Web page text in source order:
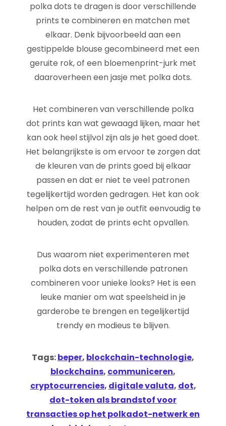
polka dots te dragen is door verschillende
prints te combineren en matchen met
elkaar. Denk bijvoorbeeld aan een
gestippelde blouse gecombineerd met een
geruite rok, of een bloemenprint-jurk met
daaroverheen een jasje met polka dots.
Het combineren van verschillende polka
dot prints kan wat gewaagd lijken, maar het
kan ook heel stijlvol zijn als je het goed doet.
Het belangrijkste is om ervoor te zorgen dat
de kleuren van de prints goed bij elkaar
passen en dat er niet te veel patronen
tegelijkertijd worden gedragen. Het kan ook
helpen om de rest van je outfit eenvoudig te
houden, zodat de prints echt opvallen.
Dus waarom niet experimenteren met
polka dots en verschillende patronen
combineren voor unieke looks? Het is een
leuke manier om wat speelsheid in je
garderobe te brengen en tegelijkertijd
trendy en modieus te blijven.
Tags:beper, blockchain-technologie,
blockchains, communiceren,
cryptocurrencies, digitale valuta, dot,
dot-token als brandstof voor
transacties op het polkadot-netwerk en